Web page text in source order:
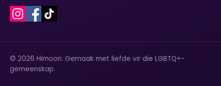
© 2026 Himoon. Gemaak met liefde vir die LGBTQ+-
gemeenskap.